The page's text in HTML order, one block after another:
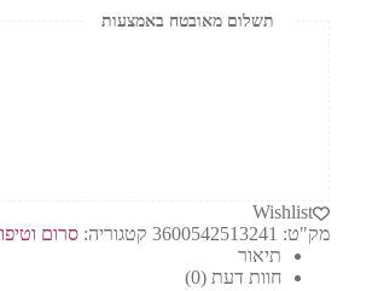
תשלום מאובטח באמצעות
Wishlist
מק"ט: 3600542513241 קטגוריה: סרום
תיאור
חוות דעת (0)